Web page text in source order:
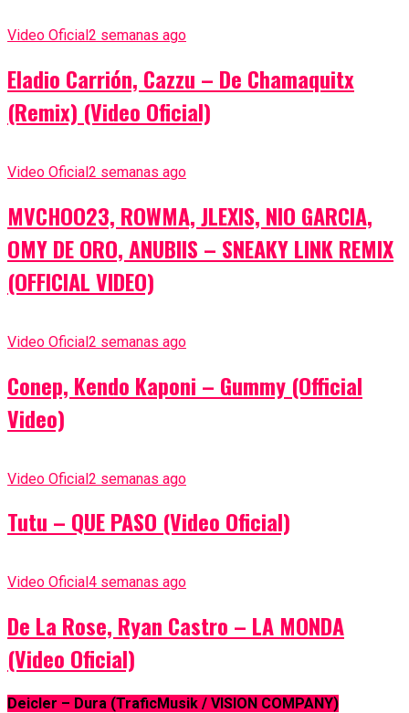
Video Oficial2 semanas ago
Eladio Carrión, Cazzu – De Chamaquitx
(Remix) (Video Oficial)
Video Oficial2 semanas ago
MVCHOO23, ROWMA, JLEXIS, NIO GARCIA,
OMY DE ORO, ANUBIIS – SNEAKY LINK REMIX
(OFFICIAL VIDEO)
Video Oficial2 semanas ago
Conep, Kendo Kaponi – Gummy (Official
Video)
Video Oficial2 semanas ago
Tutu – QUE PASO (Video Oficial)
Video Oficial 4 semanas ago
De La Rose, Ryan Castro – LA MONDA
(Video Oficial)
Deicler – Dura (TraficMusik / VISION COMPANY)